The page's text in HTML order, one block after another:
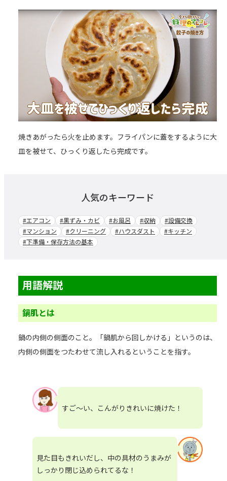
焼きあがったら火を止めます。フライパンに蓋をするように大
皿を被せて、ひっくり返したら完成です。
人気のキーワード
#エアコン #黒ずみ・カビ #お風呂 #収納
#設備交換
#マンション
#クリーニング #ハウスダスト
#キッチン
#下準備・保存方法の基本
用語解説
鍋肌とは
鍋の内側の側面のこと。「鍋肌から回しかける」というのは、
内側の側面をつたわせて流し入れるということを指す。
すご～い、こんがりきれいに焼けた！
見た目もきれいだし、中の具材のうまみが
しっかり閉じ込められてるな！